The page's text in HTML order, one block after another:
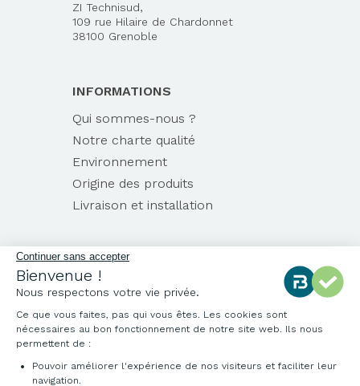
Continuer sans accepter
Bienvenue !
Nous respectons votre vie privée.
Ce que vous faites, pas qui vous êtes. Les cookies sont
nécessaires au bon fonctionnement de notre site web. Ils nous
permettent de :
Pouvoir améliorer l'expérience de nos visiteurs et faciliter leur
navigation.
ZI Technisud,
109 rue Hilaire de Chardonnet
38100 Grenoble
INFORMATIONS
Qui sommes-nous ?
Notre charte qualité
Environnement
Origine des produits
Livraison et installation